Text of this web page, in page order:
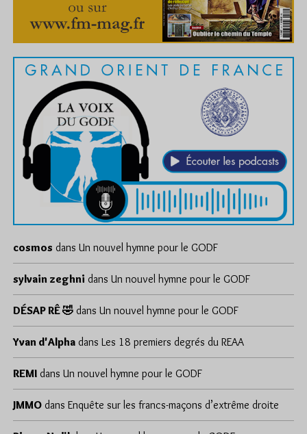
cosmos dans Un nouvel hymne pour le GODF
sylvain zeghni dans Un nouvel hymne pour le GODF
DÉSAP RÊ 🤣 dans Un nouvel hymne pour le GODF
Yvan d'Alpha dans Les 18 premiers degrés du REAA
REMI dans Un nouvel hymne pour le GODF
JMMO dans Enquête sur les francs-maçons d’extrême droite